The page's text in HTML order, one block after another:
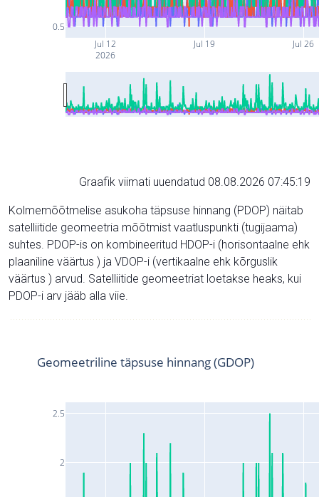
Jul 12
2026
Jul 19 Jul 26
0.5
Graafik viimati uuendatud 08.08.2026 07:45:19
Kolmemõõtmelise asukoha täpsuse hinnang (PDOP) näitab
satelliitide geomeetria mõõtmist vaatluspunkti (tugijaama)
suhtes. PDOP-is on kombineeritud HDOP-i (horisontaalne ehk
plaaniline väärtus ) ja VDOP-i (vertikaalne ehk kõrguslik
väärtus ) arvud. Satelliitide geomeetriat loetakse heaks, kui
PDOP-i arv jääb alla viie.
2
2.5
Geomeetriline täpsuse hinnang (GDOP)